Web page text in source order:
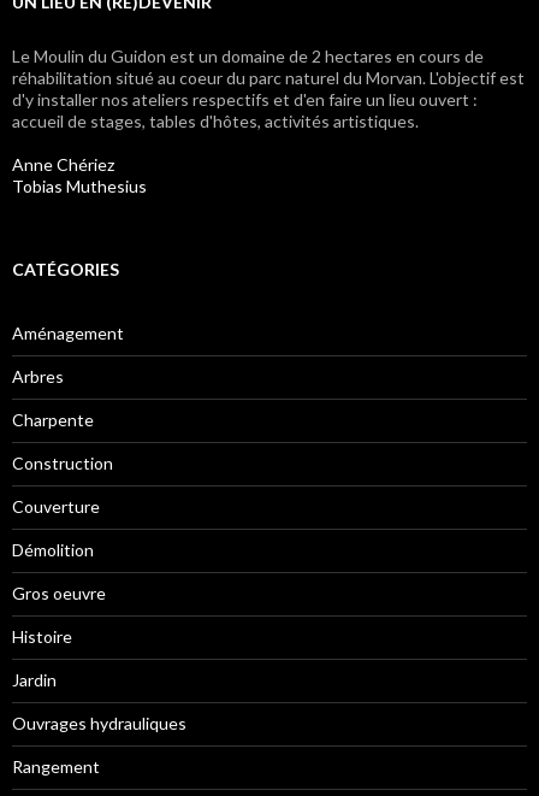
Le Moulin du Guidon est un domaine de 2 hectares en cours de
réhabilitation situé au coeur du parc naturel du Morvan. L'objectif est
d'y installer nos ateliers respectifs et d'en faire un lieu ouvert :
accueil de stages, tables d'hôtes, activités artistiques.
Anne Chériez
Tobias Muthesius
CATÉGORIES
Aménagement
Arbres
Charpente
Construction
Couverture
Démolition
Gros oeuvre
Histoire
Jardin
Ouvrages hydrauliques
Rangement